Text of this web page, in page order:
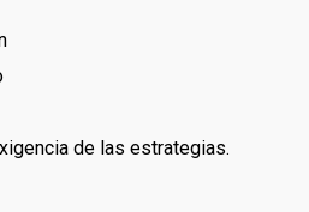
de las estrategias.